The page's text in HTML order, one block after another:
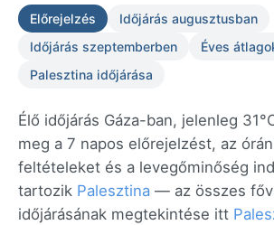
Előrejelzés
Időjárás augusztusban
Időjárás szeptemberben
Éves
Palesztina időjárása
Élő időjárás Gáza-ban, jelenleg
meg a 7 napos előrejelzést, az
feltételeket és a levegőminőség
tartozik Palesztina — az összes
időjárásának megtekintése itt